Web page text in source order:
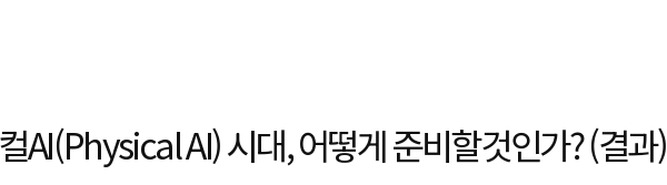
AI(Physical AI) 시대, 어떻게 준비할것인가? (결과)